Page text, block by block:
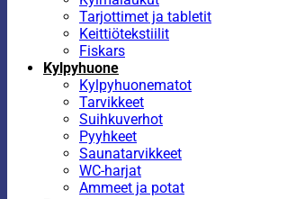
Tarjottimet ja tabletit
Keittiötekstiilit
Fiskars
Kylpyhuone
Kylpyhuonematot
Tarvikkeet
Suihkuverhot
Pyyhkeet
Saunatarvikkeet
WC-harjat
Ammeet ja potat